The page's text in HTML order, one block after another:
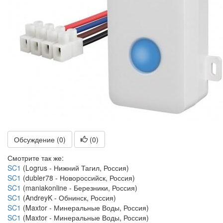
Обсуждение (0) (0)
Смотрите так же:
SC1 (Logrus - Нижний Тагил, Россия)
SC1 (dubler78 - Новороссийск, Россия)
SC1 (maniakonline - Березники, Россия)
SC1 (AndreyK - Обнинск, Россия)
SC1 (Maxtor - Минеральные Воды, Россия)
SC1 (Maxtor - Минеральные Воды, Россия)